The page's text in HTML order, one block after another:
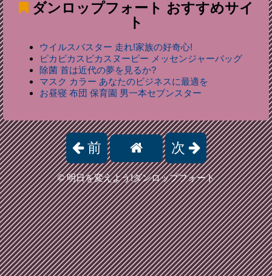
ダンロップフォート おすすめサイ
ト
ウイルスバスター 走れ!家族の好奇心!
ピカピカスピカスヌーピー メッセンジャーバッグ
除菌 首は近代の夢を見るか?
マスク カラー あなたのビジネスに最適を
お昼寝 布団 保育園 男一本セブンスター
前 次
©明日を変えよう!ダンロップフォート